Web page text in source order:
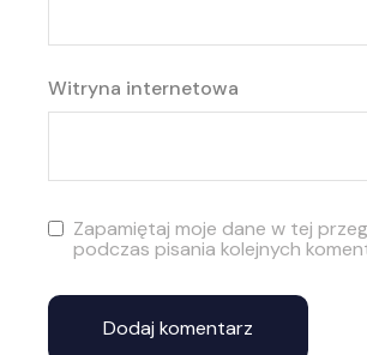
Witryna internetowa
Zapamiętaj moje dane w tej
podczas pisania kolejnych
Dodaj komentarz